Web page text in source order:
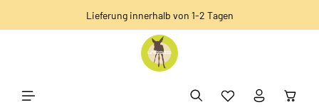
Lieferung innerhalb von 1-2 Tagen